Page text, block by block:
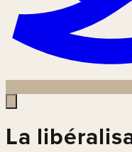
La